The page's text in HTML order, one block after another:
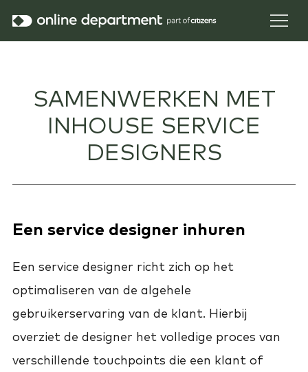
SAMENWERKEN MET
INHOUSE SERVICE
DESIGNERS
Een service designer inhuren
Een service designer richt zich op het
optimaliseren van de algehele
gebruikerservaring van de klant. Hierbij
overziet de designer het volledige proces van
verschillende touchpoints die een klant of